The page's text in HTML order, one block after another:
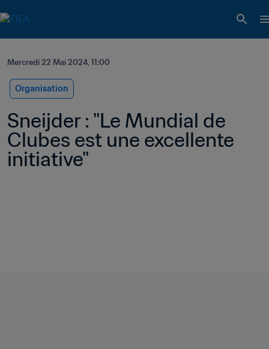
Mercredi 22 Mai 2024, 11:00
Organisation
Sneijder : "Le Mundial de
Clubes est une excellente
initiative"